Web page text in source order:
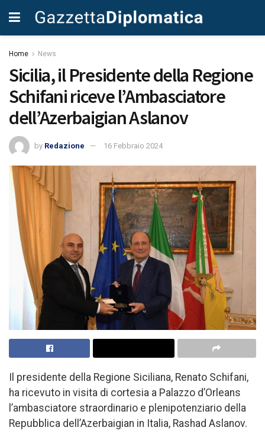
Home News
Sicilia, il Presidente della Regione
Schifani riceve l’Ambasciatore
dell’Azerbaigian Aslanov
by Redazione 16 Febbraio 2024
Il presidente della Regione Siciliana, Renato Schifani,
ha ricevuto in visita di cortesia a Palazzo d’Orleans
l’ambasciatore straordinario e plenipotenziario della
Repubblica dell’Azerbaigian in Italia, Rashad Aslanov.